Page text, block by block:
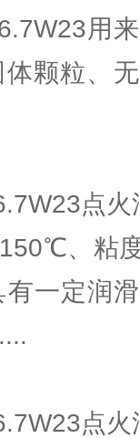
用来
颗粒、
点火
、粘度
一定润
点火